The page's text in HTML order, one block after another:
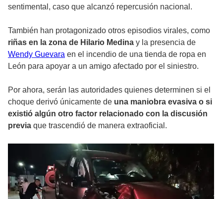
sentimental, caso que alcanzó repercusión nacional.
También han protagonizado otros episodios virales, como
riñas en la zona de Hilario Medina y la presencia de
Wendy Guevara en el incendio de una tienda de ropa en
León para apoyar a un amigo afectado por el siniestro.
Por ahora, serán las autoridades quienes determinen si el
choque derivó únicamente de una maniobra evasiva o si
existió algún otro factor relacionado con la discusión
previa que trascendió de manera extraoficial.